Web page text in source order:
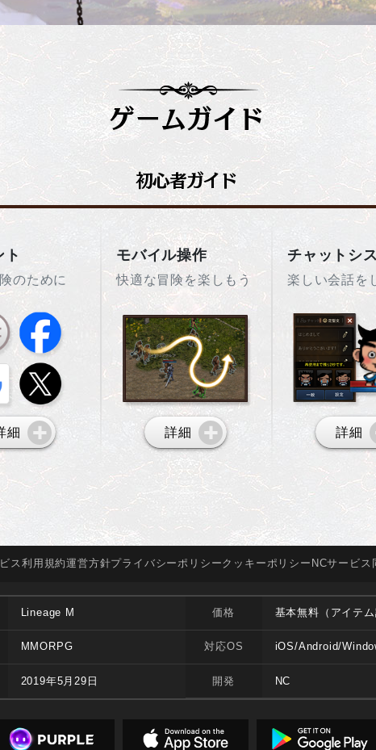
ト
のために
細
モバイル操作
快適な冒険を楽しもう
詳細
チャットシ
楽しい会話を
詳細
ス利用規約運営方針プライバシーポリシークッキーポリシー NCサービス
Lineage M
MMORPG
2019年5月29日
価格 基本無料（アイテム
対応OS iOS/Android/
開発 NC